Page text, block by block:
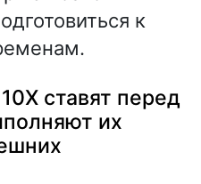
к
ставят перед
их